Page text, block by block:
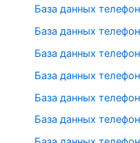
База данных
База данных
База данных
База данных
База данных
База данных